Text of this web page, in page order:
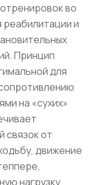
во
и
Принцип
для
на «сухих»
связок от
движение
нагрузку